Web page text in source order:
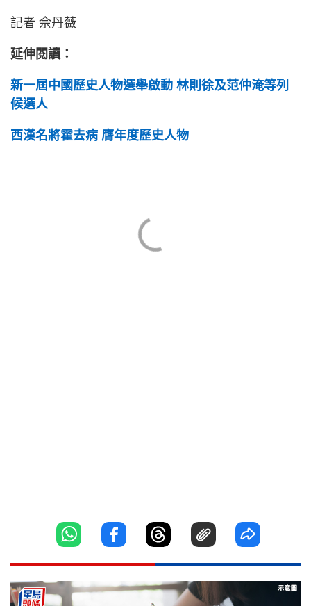
記者 佘丹薇
延伸閱讀：
新一屆中國歷史人物選舉啟動 林則徐及范仲淹等列
候選人
西漢名將霍去病 膺年度歷史人物